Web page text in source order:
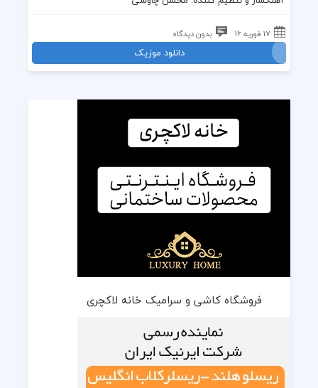
17 فوریه 16 بدون دیدگاه
دانلود موزیک
فروشگاه کاشی و سرامیک خانه لاکچری